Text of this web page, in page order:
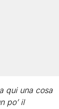
qui una cosa
po’ il